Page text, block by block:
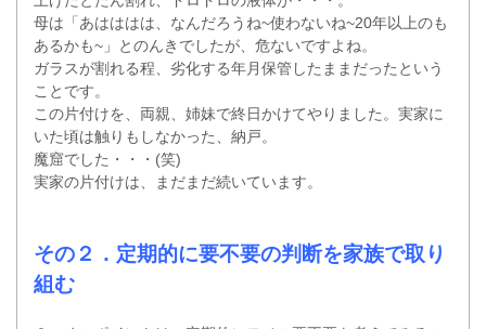
母は「あはははは、なんだろうね~使わないね~20年以上のも
あるかも~」とのんきでしたが、危ないですよね。
ガラスが割れる程、劣化する年月保管したままだったという
ことです。
この片付けを、両親、姉妹で終日かけてやりました。実家に
いた頃は触りもしなかった、納戸。
魔窟でした・・・(笑)
実家の片付けは、まだまだ続いています。
その２．定期的に要不要の判断を家族で取り
組む